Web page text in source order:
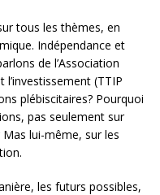
tous les thèmes, en
Indépendance et
de l’Association
(TTIP
plébiscitaires? Pourquoi
pas seulement sur
Mas lui-même, sur les
les futurs possibles,